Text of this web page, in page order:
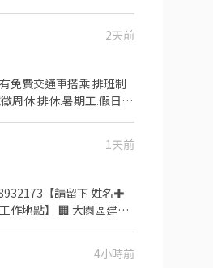
，基本Excel (重複值、
貨工作但會操作到簡易
晚班：18:00~03:00 (直
➡️理貨晚班$240 ⭐另
任選】每天開的倉缺額
＝＝＝＝＝＝＝＝＝＝
行查詢唷 🚚🚚🚚 ＝＝＝
【工作要求】: 需能搬
願報名，很彈性！ ➡️不
爽！ ➡️備有近30條路線
＝＝＝＝＝＝＝＝＝＝
2天前
免費交通車搭乘 排班制
周休.排休.暑期工.假日工
1天前
4小時前